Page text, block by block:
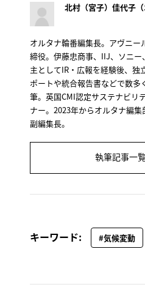
オルタナ輪番編集長。アヴニー
締役。伊藤忠商事、IIJ、ソニー
主としてIR・広報を経験後、独
ポートや統合報告書などで数
筆。英国CMI認定サステナビリ
ナー。2023年からオルタナ編
副編集長。
執筆記事一
キーワード: #気候変動